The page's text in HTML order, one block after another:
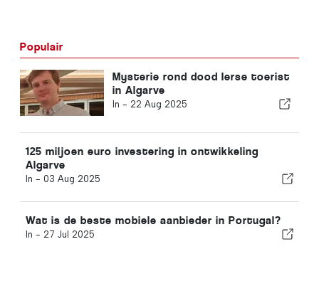
Populair
Mysterie rond dood Ierse toerist
in Algarve
In - 22 Aug 2025
125 miljoen euro investering in ontwikkeling
Algarve
In - 03 Aug 2025
Wat is de beste mobiele aanbieder in Portugal?
In - 27 Jul 2025